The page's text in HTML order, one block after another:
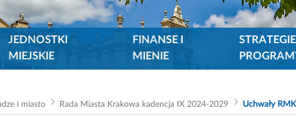
JEDNOSTKI
MIEJSKIE
FINANSE I
MIENIE
i miasto Rada Miasta Krakowa kadencja IX 2024-2029 Uchwały RMK